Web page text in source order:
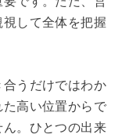
して全体を把握
うだけではわか
高い位置からで
。ひとつの出来